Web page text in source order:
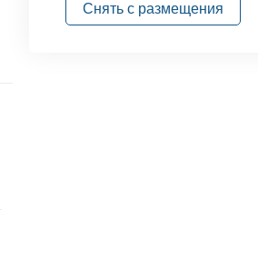
Снять с размещения